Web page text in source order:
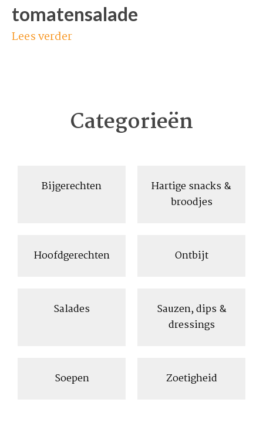
tomatensalade
Lees verder
Categorieën
Bijgerechten
Hartige snacks &
broodjes
Hoofdgerechten Ontbijt
Salades
Sauzen, dips &
dressings
Soepen Zoetigheid